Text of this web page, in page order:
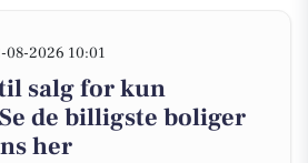
08-2026 10:01
salg for kun
de billigste boliger
her